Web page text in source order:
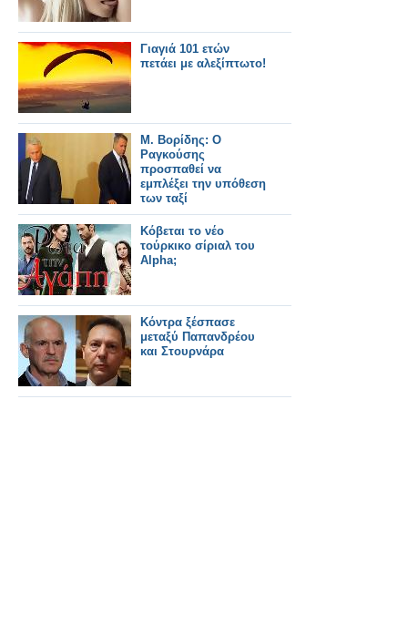
Γιαγιά 101 ετών
πετάει με αλεξίπτωτο!
Μ. Βορίδης: Ο
Ραγκούσης
προσπαθεί να
εμπλέξει την υπόθεση
των ταξί
Κόβεται το νέο
τούρκικο σίριαλ του
Alpha;
Κόντρα ξέσπασε
μεταξύ Παπανδρέου
και Στουρνάρα